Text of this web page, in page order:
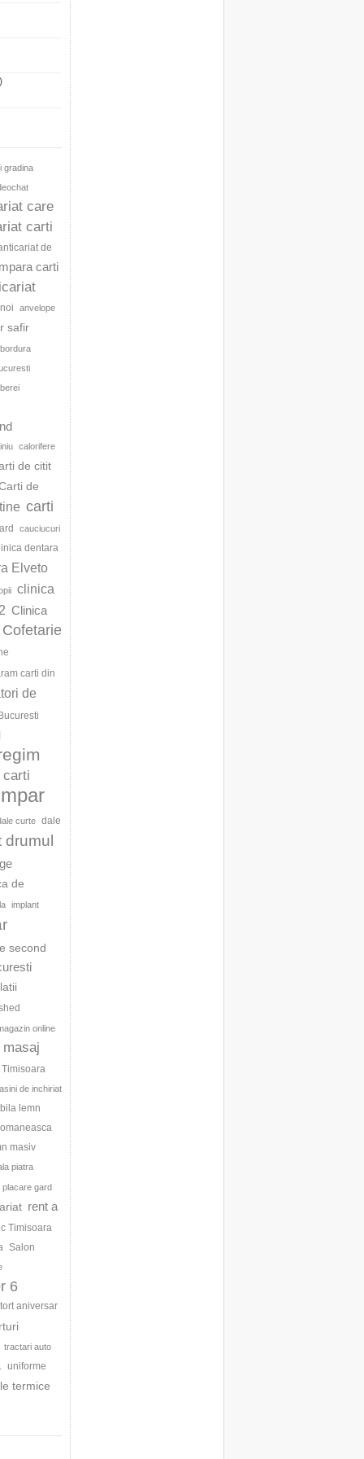
gradina
care
carti
de
carti
anvelope
safir
bordura
calorifere
de citit
de
carti
cauciucuri
dentara
Elveto
clinica
Clinica
Cofetarie
carti din
de
carti
curte dale
drumul
de
implant
second
online
masaj
de inchiriat
lemn
masiv
piatra
placare gard
rent a
Timisoara
Salon
6
tort aniversar
tractari auto
uniforme
termice